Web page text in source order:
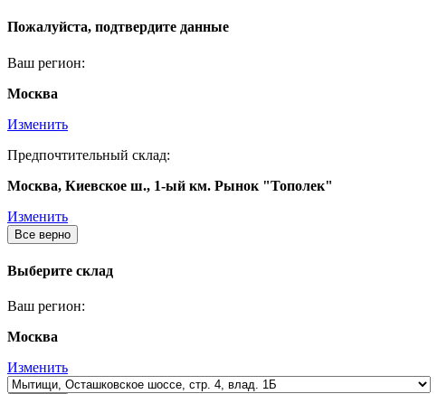
Пожалуйста, подтвердите данные
Ваш регион:
Москва
Изменить
Предпочтительный склад:
Москва, Киевское ш., 1-ый км. Рынок "Тополек"
Изменить
Все верно
Выберите склад
Ваш регион:
Москва
Изменить